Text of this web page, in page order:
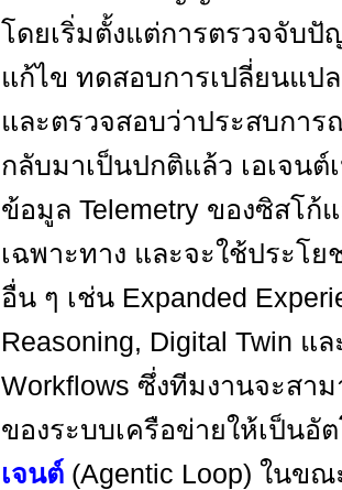
โดยเริ่มตั้งแต่การตรวจจับปั
แก้ไข ทดสอบการเปลี่ยนแป
และตรวจสอบว่าประสบการ
กลับมาเป็นปกติแล้ว เอเจน
ข้อมูล Telemetry ของซิสโก้
เฉพาะทาง และจะใช้ประโ
อื่น ๆ เช่น Expanded
Reasoning, Digital Twin แ
Workflows ซึ่งทีมงานจะสา
ของระบบเครือข่ายให้เป็นอั
เจนต์ (Agentic Loop) ในขณ